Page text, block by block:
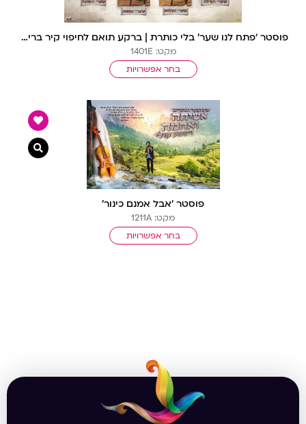
פוסטר ‘פתח לנו שער’ בלי כותרת | ברקע תואם לחיפוי קיר בריקים ומנורות זהב (10300)
מקט: 1401E
בחר אפשרויות
פוסטר ‘אבל אמנם כינור’
מקט: 1211A
בחר אפשרויות
צפייה